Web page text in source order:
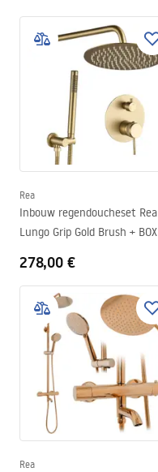
Rea
Inbouw regendoucheset Rea
Lungo Grip Gold Brush + BOX
278,00 €
Rea